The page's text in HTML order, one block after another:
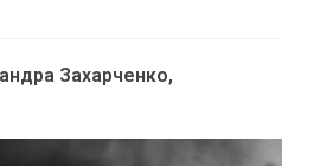
Захарченко,